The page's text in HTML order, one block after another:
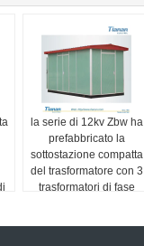
la serie di 12kv Zbw ha
prefabbricato la
sottostazione compatta
del trasformatore con 3
trasformatori di fase